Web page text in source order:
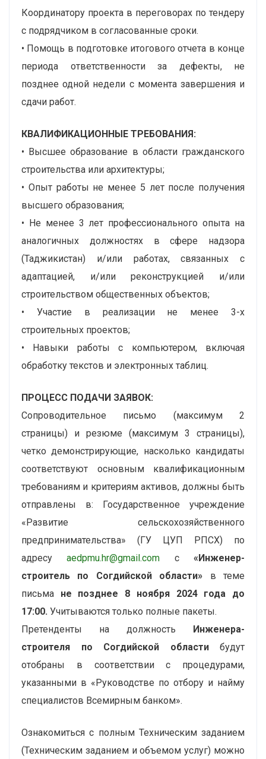
Координатору проекта в переговорах по тендеру
с подрядчиком в согласованные сроки.
• Помощь в подготовке итогового отчета в конце
периода ответственности за дефекты, не
позднее одной недели с момента завершения и
сдачи работ.
КВАЛИФИКАЦИОННЫЕ ТРЕБОВАНИЯ:
• Высшее образование в области гражданского
строительства или архитектуры;
• Опыт работы не менее 5 лет после получения
высшего образования;
• Не менее 3 лет профессионального опыта на
аналогичных должностях в сфере надзора
(Таджикистан) и/или работах, связанных с
адаптацией, и/или реконструкцией и/или
строительством общественных объектов;
• Участие в реализации не менее 3-х
строительных проектов;
• Навыки работы с компьютером, включая
обработку текстов и электронных таблиц.
ПРОЦЕСС ПОДАЧИ ЗАЯВОК:
Сопроводительное письмо (максимум 2
страницы) и резюме (максимум 3 страницы),
четко демонстрирующие, насколько кандидаты
соответствуют основным квалификационным
требованиям и критериям активов, должны быть
отправлены в: Государственное учреждение
«Развитие сельскохозяйственного
предпринимательства» (ГУ ЦУП РПСХ) по
адресуaedpmu.hr@gmail.com с«Инженер-
строитель по Согдийской области» в теме
письма не позднее 8 ноября 2024 года до
17:00. Учитываются только полные пакеты.
Претенденты на должность Инженера-
строителя по Согдийской областибудут
отобраны в соответствии с процедурами,
указанными в «Руководстве по отбору и найму
специалистов Всемирным банком».
Ознакомиться с полным Техническим заданием
(Техническим заданием и объемом услуг) можно